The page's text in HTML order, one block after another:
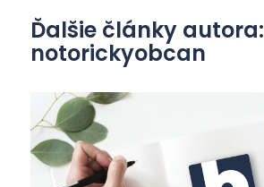
Ďalšie články autora:
notorickyobcan